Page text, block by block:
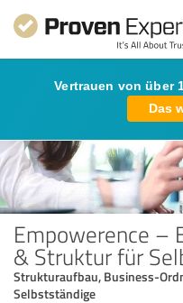
Vertrauen von über
Das
Empowerence –
& Struktur für
Strukturaufbau, Business-
Selbstständige